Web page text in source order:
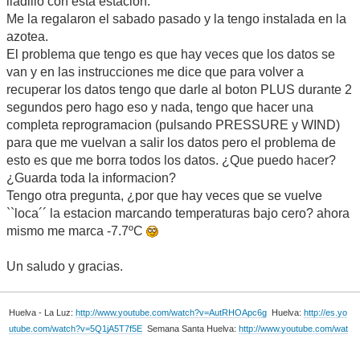
Me la regalaron el sabado pasado y la tengo instalada en la
azotea.
El problema que tengo es que hay veces que los datos se
van y en las instrucciones me dice que para volver a
recuperar los datos tengo que darle al boton PLUS durante 2
segundos pero hago eso y nada, tengo que hacer una
completa reprogramacion (pulsando PRESSURE y WIND)
para que me vuelvan a salir los datos pero el problema de
esto es que me borra todos los datos. ¿Que puedo hacer?
¿Guarda toda la informacion?
Tengo otra pregunta, ¿por que hay veces que se vuelve
``loca´´ la estacion marcando temperaturas bajo cero? ahora
mismo me marca -7.7ºC
Un saludo y gracias.
Huelva - La Luz: http://www.youtube.com/watch?v=AutRHOApc6gHuelva: http://es.yo
utube.com/watch?v=5Q1jA5T7f5ESemana Santa Huelva: http://www.youtube.com/wat